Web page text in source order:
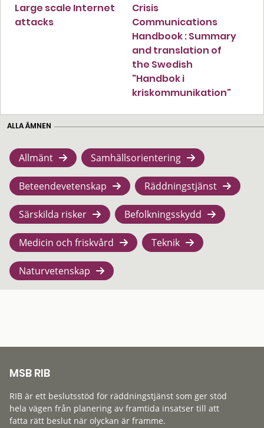
Large scale Internet
attacks
Crisis
Communications
Handbook : Summary
and translation of
the Swedish
"Handbok i
kriskommunikation"
ALLA ÄMNEN
Allmänt Samhällsorientering
Beteendevetenskap Räddningstjänst
Särskilda risker Befolkningsskydd
Medicin och friskvård Teknik
Naturvetenskap
MSB RIB
RIB är ett beslutsstöd för räddningstjänst som ger stöd
hela vägen från planering av framtida insatser till att
fatta rätt beslut när olyckan är framme.